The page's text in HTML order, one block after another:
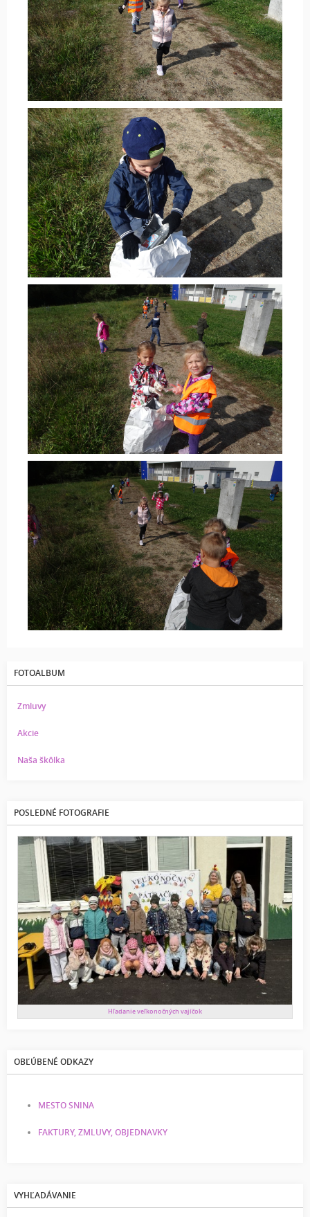
FOTOALBUM
Zmluvy
Akcie
Naša škôlka
POSLEDNÉ FOTOGRAFIE
Hľadanie veľkonočných vajíčok
OBĽÚBENÉ ODKAZY
MESTO SNINA
FAKTURY, ZMLUVY, OBJEDNAVKY
VYHĽADÁVANIE